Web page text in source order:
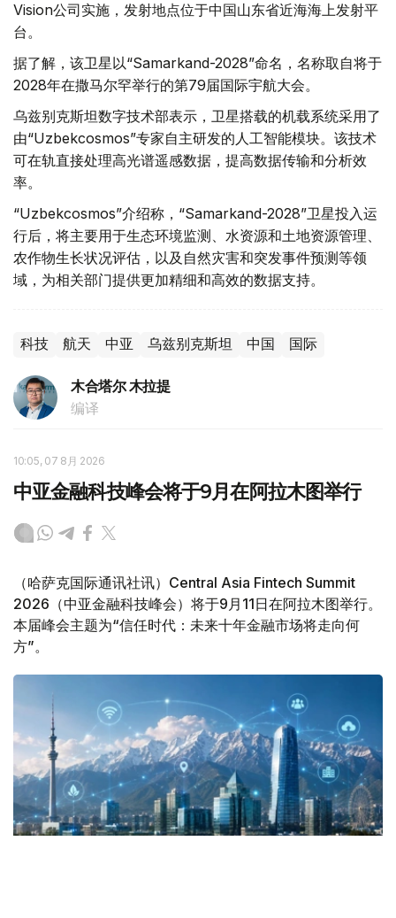
Vision公司实施，发射地点位于中国山东省近海海上发射平
台。
据了解，该卫星以“Samarkand-2028”命名，名称取自将于
2028年在撒马尔罕举行的第79届国际宇航大会。
乌兹别克斯坦数字技术部表示，卫星搭载的机载系统采用了
由“Uzbekcosmos”专家自主研发的人工智能模块。该技术
可在轨直接处理高光谱遥感数据，提高数据传输和分析效
率。
“Uzbekcosmos”介绍称，“Samarkand-2028”卫星投入运
行后，将主要用于生态环境监测、水资源和土地资源管理、
农作物生长状况评估，以及自然灾害和突发事件预测等领
域，为相关部门提供更加精细和高效的数据支持。
科技 航天 中亚 乌兹别克斯坦 中国 国际
木合塔尔 木拉提
编译
10:05, 07 8月 2026
中亚金融科技峰会将于9月在阿拉木图举行
（哈萨克国际通讯社讯）Central Asia Fintech Summit
2026（中亚金融科技峰会）将于9月11日在阿拉木图举行。
本届峰会主题为“信任时代：未来十年金融市场将走向何
方”。